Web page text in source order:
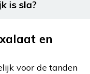
is sla?
en
voor de tanden